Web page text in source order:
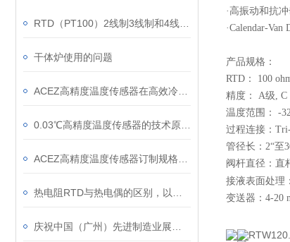
· 高振动和抗
·Calendar-Van
产品规格：
RTD ： 100
精度：
A级, C
温度范围：
-
过程连接：
管径长： 2“至
阀杆直径：直
接液表面处理：
变送器： 4-20
干体炉使用的问题